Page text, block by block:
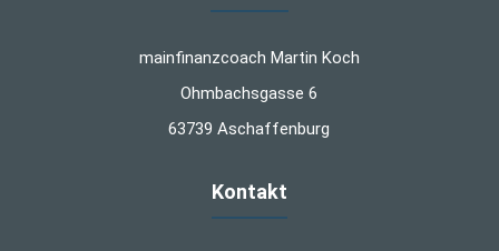
mainfinanzcoach Martin Koch
Ohmbachsgasse 6
63739 Aschaffenburg
Kontakt